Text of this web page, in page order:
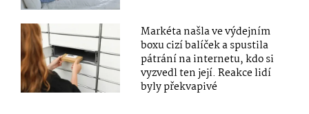
Markéta našla ve výdejním
boxu cizí balíček a spustila
pátrání na internetu, kdo si
vyzvedl ten její. Reakce lidí
byly překvapivé